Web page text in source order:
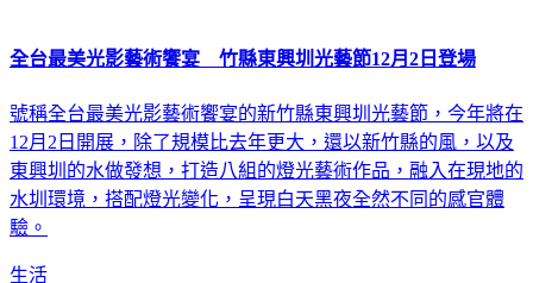
全台最美光影藝術饗宴 竹縣東興圳光藝節12月2日登場
號稱全台最美光影藝術饗宴的新竹縣東興圳光藝節，今年將在
12月2日開展，除了規模比去年更大，還以新竹縣的風，以及
東興圳的水做發想，打造八組的燈光藝術作品，融入在現地的
水圳環境，搭配燈光變化，呈現白天黑夜全然不同的感官體
驗。
生活